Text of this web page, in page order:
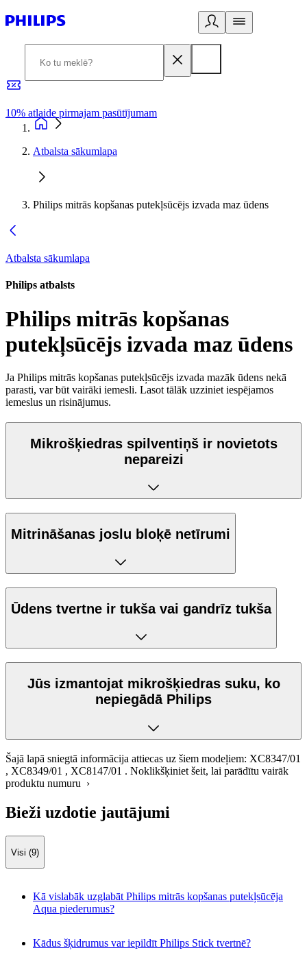
10% atlaide pirmajam pasūtījumam
Atbalsta sākumlapa
Philips mitrās kopšanas putekļsūcējs izvada maz ūdens
Atbalsta sākumlapa
Philips atbalsts
Philips mitrās kopšanas
putekļsūcējs izvada maz ūdens
Ja Philips mitrās kopšanas putekļsūcējs izvada mazāk ūdens nekā
parasti, var būt vairāki iemesli. Lasot tālāk uzziniet iespējamos
iemeslus un risinājumus.
Mikrošķiedras spilventiņš ir novietots
nepareizi
Mitrināšanas joslu bloķē netīrumi
Ūdens tvertne ir tukša vai gandrīz tukša
Jūs izmantojat mikrošķiedras suku, ko
nepiegādā Philips
Šajā lapā sniegtā informācija attiecas uz šiem modeļiem: XC8347/01
, XC8349/01 , XC8147/01 . Noklikšķiniet šeit, lai parādītu vairāk
produktu numuru ›
Bieži uzdotie jautājumi
Visi (9)
Kā vislabāk uzglabāt Philips mitrās kopšanas putekļsūcēja
Aqua piederumus?
Kādus šķidrumus var iepildīt Philips Stick tvertnē?